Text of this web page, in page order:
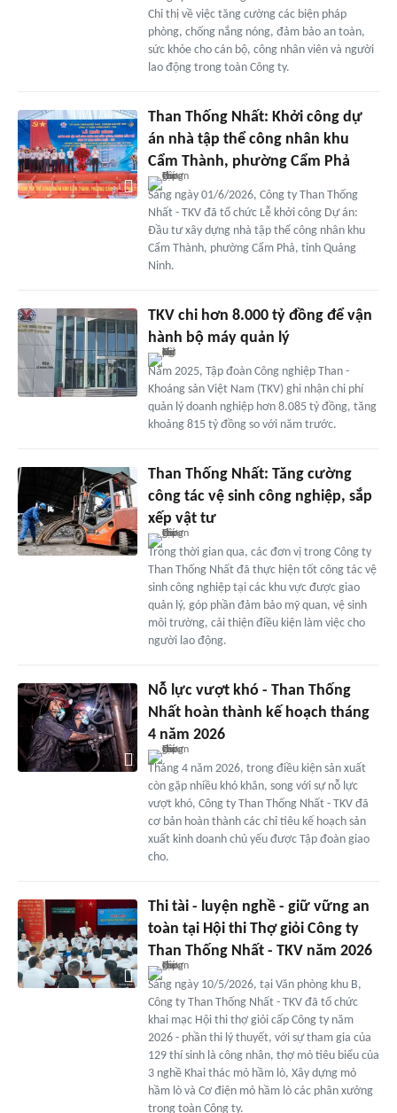
Chỉ thị về việc tăng cường các biện pháp
phòng, chống nắng nóng, đảm bảo an toàn,
sức khỏe cho cán bộ, công nhân viên và người
lao động trong toàn Công ty.
Than Thống Nhất: Khởi công dự
án nhà tập thể công nhân khu
Cẩm Thành, phường Cẩm Phả
Sáng ngày 01/6/2026, Công ty Than Thống
Nhất - TKV đã tổ chức Lễ khởi công Dự án:
Đầu tư xây dựng nhà tập thể công nhân khu
Cẩm Thành, phường Cẩm Phả, tỉnh Quảng
Ninh.
TKV chi hơn 8.000 tỷ đồng để vận
hành bộ máy quản lý
Năm 2025, Tập đoàn Công nghiệp Than -
Khoáng sản Việt Nam (TKV) ghi nhận chi phí
quản lý doanh nghiệp hơn 8.085 tỷ đồng, tăng
khoảng 815 tỷ đồng so với năm trước.
Than Thống Nhất: Tăng cường
công tác vệ sinh công nghiệp, sắp
xếp vật tư
Trong thời gian qua, các đơn vị trong Công ty
Than Thống Nhất đã thực hiện tốt công tác vệ
sinh công nghiệp tại các khu vực được giao
quản lý, góp phần đảm bảo mỹ quan, vệ sinh
môi trường, cải thiện điều kiện làm việc cho
người lao động.
Nỗ lực vượt khó - Than Thống
Nhất hoàn thành kế hoạch tháng
4 năm 2026
Tháng 4 năm 2026, trong điều kiện sản xuất
còn gặp nhiều khó khăn, song với sự nỗ lực
vượt khó, Công ty Than Thống Nhất - TKV đã
cơ bản hoàn thành các chỉ tiêu kế hoạch sản
xuất kinh doanh chủ yếu được Tập đoàn giao
cho.
Thi tài - luyện nghề - giữ vững an
toàn tại Hội thi Thợ giỏi Công ty
Than Thống Nhất - TKV năm 2026
Sáng ngày 10/5/2026, tại Văn phòng khu B,
Công ty Than Thống Nhất - TKV đã tổ chức
khai mạc Hội thi thợ giỏi cấp Công ty năm
2026 - phần thi lý thuyết, với sự tham gia của
129 thí sinh là công nhân, thợ mỏ tiêu biểu của
3 nghề Khai thác mỏ hầm lò, Xây dựng mỏ
hầm lò và Cơ điện mỏ hầm lò các phân xưởng
trong toàn Công ty.